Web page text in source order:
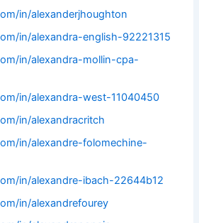
in/alexanderjhoughton
in/alexandra-english-92221315
in/alexandra-mollin-cpa-
in/alexandra-west-11040450
in/alexandracritch
in/alexandre-folomechine-
in/alexandre-ibach-22644b12
in/alexandrefourey